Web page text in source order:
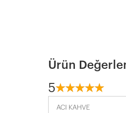
Ürün
5☆☆☆☆☆
★★★★★